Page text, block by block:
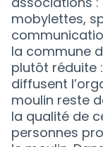
mobylettes,
la commune
plutôt réduite
diffusent
moulin reste
la qualité de
personnes